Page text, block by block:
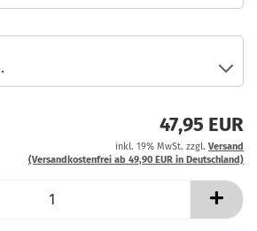
47,95 EUR
inkl. 19% MwSt. zzgl. Versand
(Versandkostenfrei ab 49,90 EUR in Deutschland)